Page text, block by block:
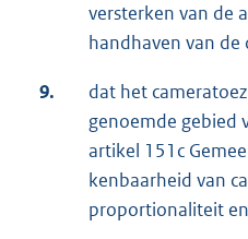
versterken van de
handhaven van
9.
dat het
genoemde gebied
artikel 151c
kenbaarheid van
proportionaliteit